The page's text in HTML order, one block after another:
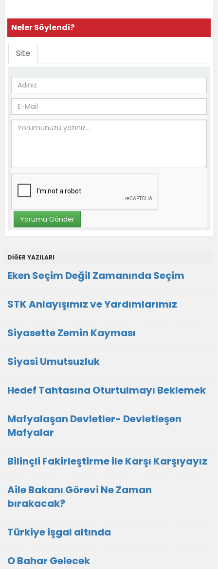
Neler Söylendi?
Site
DİĞER YAZILARI
Eken Seçim Değil Zamanında Seçim
STK Anlayışımız ve Yardımlarımız
Siyasette Zemin Kayması
Siyasi Umutsuzluk
Hedef Tahtasına Oturtulmayı Beklemek
Mafyalaşan Devletler- Devletleşen
Mafyalar
Bilinçli Fakirleştirme ile Karşı Karşıyayız
Aile Bakanı Görevi Ne Zaman
bırakacak?
Türkiye işgal altında
O Bahar Gelecek